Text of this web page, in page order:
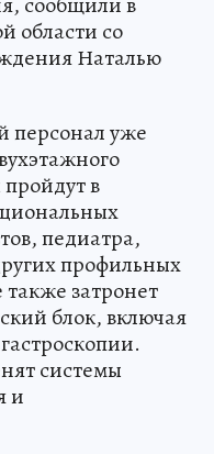
области со
Наталью
персонал уже
в
педиатра,
профильных
затронет
блок, включая
системы
и